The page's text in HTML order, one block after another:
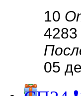
10
4283
05